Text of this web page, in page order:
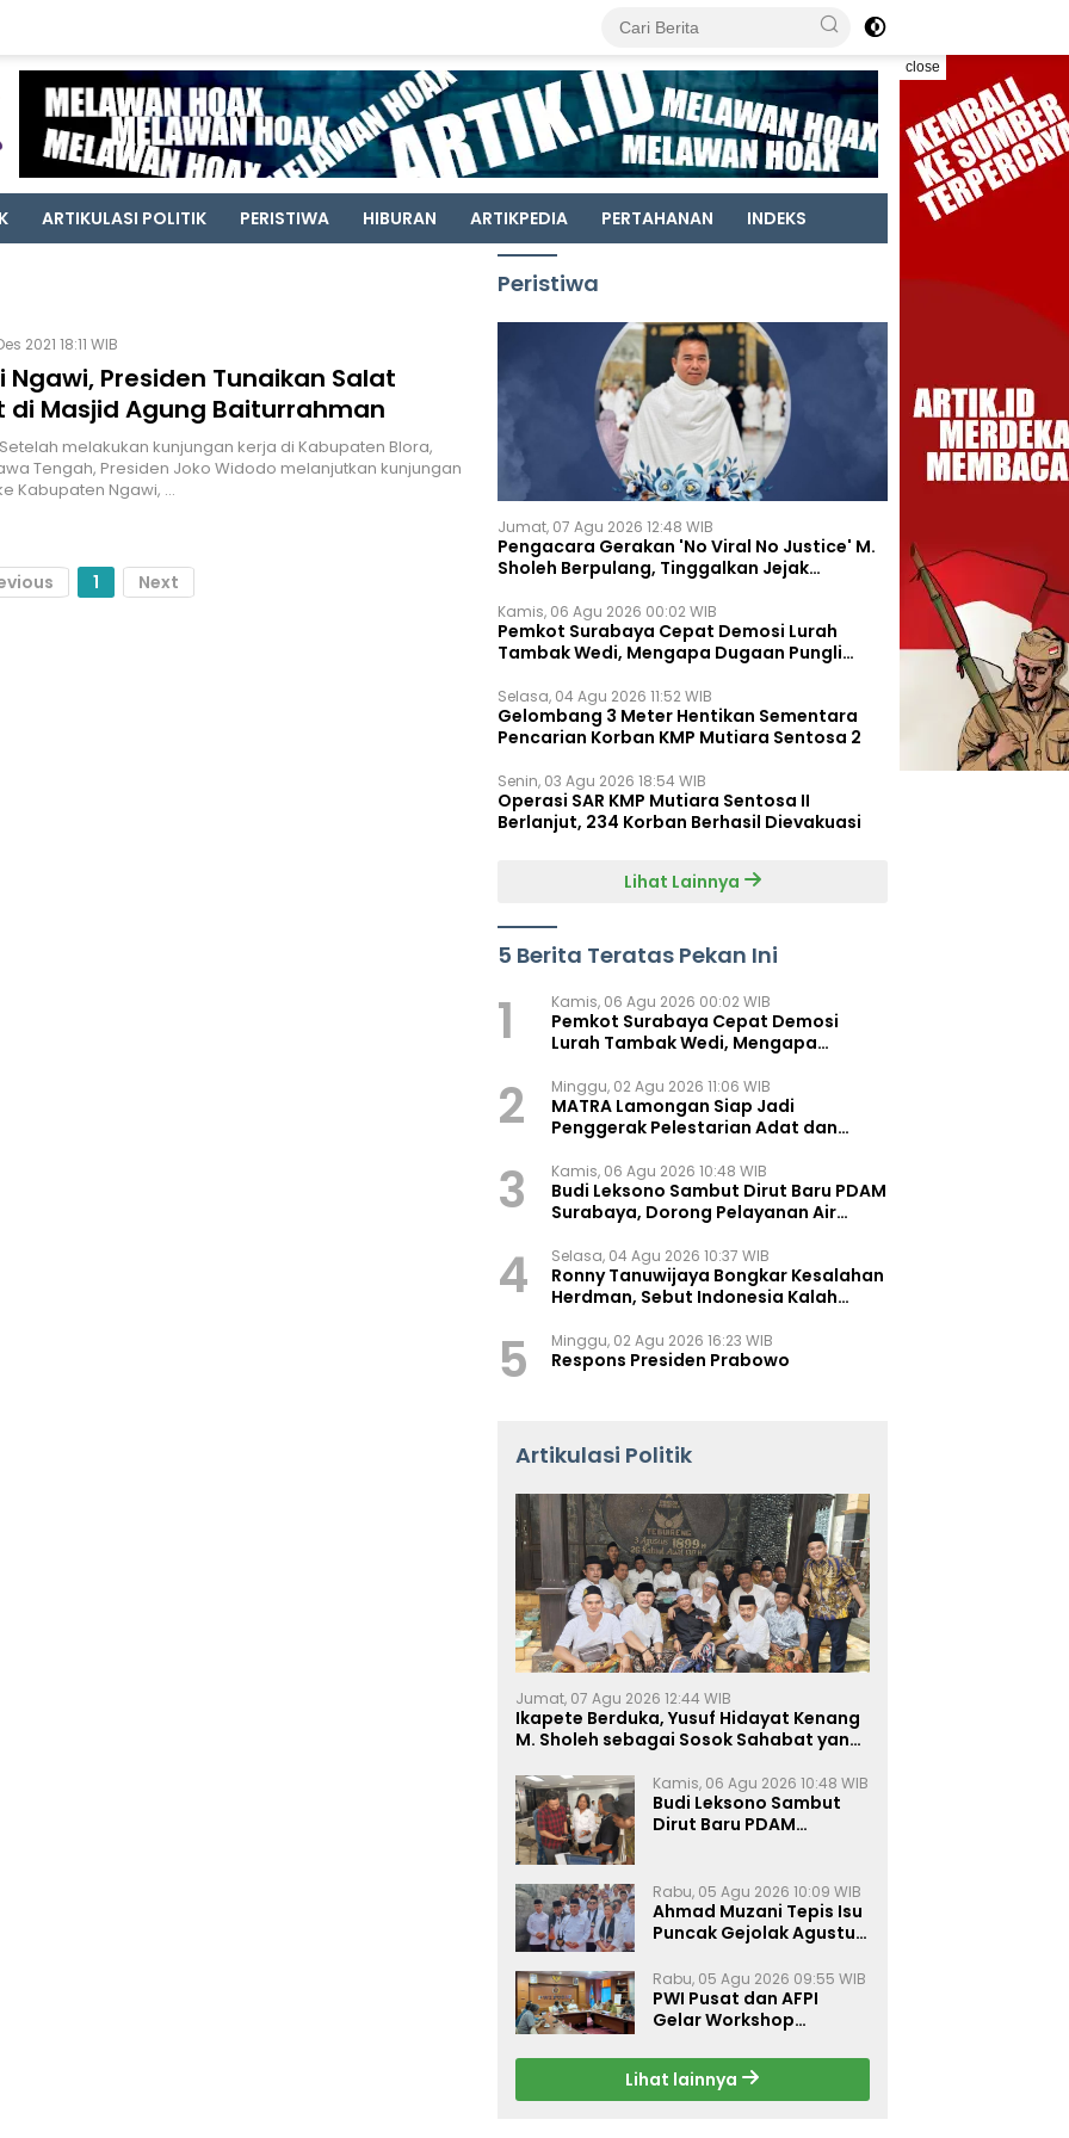
close
ARTIKULASI POLITIK PERISTIWA HIBURAN ARTIKPEDIA PERTAHANAN INDEKS
2021 18:11 WIB
Ngawi, Presiden Tunaikan Salat
di Masjid Agung Baiturrahman
Setelah melakukan kunjungan kerja di Kabupaten Blora,
Tengah, Presiden Joko Widodo melanjutkan kunjungan
Kabupaten Ngawi, …
1 Next
Peristiwa
Jumat, 07 Agu 2026 12:48 WIB
Pengacara Gerakan 'No Viral No Justice' M.
Sholeh Berpulang, Tinggalkan Jejak
Kamis, 06 Agu 2026 00:02 WIB
Pemkot Surabaya Cepat Demosi Lurah
Tambak Wedi, Mengapa Dugaan Pungli
Selasa, 04 Agu 2026 11:52 WIB
Gelombang 3 Meter Hentikan Sementara
Pencarian Korban KMP Mutiara Sentosa 2
Senin, 03 Agu 2026 18:54 WIB
Operasi SAR KMP Mutiara Sentosa II
Berlanjut, 234 Korban Berhasil Dievakuasi
Lihat Lainnya
5 Berita Teratas Pekan Ini
1 Kamis, 06 Agu 2026 00:02 WIB
Pemkot Surabaya Cepat Demosi
Lurah Tambak Wedi, Mengapa
2 Minggu, 02 Agu 2026 11:06 WIB
MATRA Lamongan Siap Jadi
Penggerak Pelestarian Adat dan
3 Kamis, 06 Agu 2026 10:48 WIB
Budi Leksono Sambut Dirut Baru PDAM
Surabaya, Dorong Pelayanan Air
4 Selasa, 04 Agu 2026 10:37 WIB
Ronny Tanuwijaya Bongkar Kesalahan
Herdman, Sebut Indonesia Kalah
5 Minggu, 02 Agu 2026 16:23 WIB
Respons Presiden Prabowo
Artikulasi Politik
Jumat, 07 Agu 2026 12:44 WIB
Ikapete Berduka, Yusuf Hidayat Kenang
M. Sholeh sebagai Sosok Sahabat yang
Kamis, 06 Agu 2026 10:48 WIB
Budi Leksono Sambut
Dirut Baru PDAM
Makin Prima
Rabu, 05 Agu 2026 10:09 WIB
Ahmad Muzani Tepis Isu
Puncak Gejolak Agustus
Perkuat Persatuan
Rabu, 05 Agu 2026 09:55 WIB
PWI Pusat dan AFPI
Gelar Workshop
Inklusi Keuangan, dan
Perlindungan Publik
Lihat lainnya